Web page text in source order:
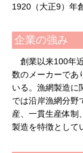
1920（大正9）年
企業の強み
創業以来100年
数のメーカーであ
いる。漁網製造に
では沿岸漁網分野
産、一貫生産体制
製造を特徴として